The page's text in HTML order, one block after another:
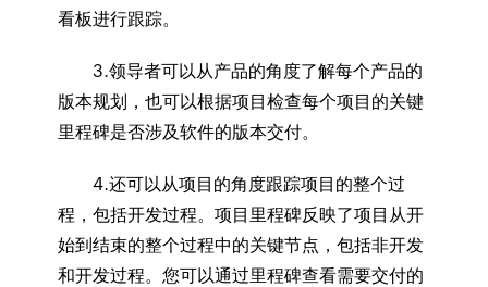
看板进行跟踪。
3.领导者可以从产品的角度了解每个产品的
版本规划，也可以根据项目检查每个项目的关键
里程碑是否涉及软件的版本交付。
4.还可以从项目的角度跟踪项目的整个过
程，包括开发过程。项目里程碑反映了项目从开
始到结束的整个过程中的关键节点，包括非开发
和开发过程。您可以通过里程碑查看需要交付的